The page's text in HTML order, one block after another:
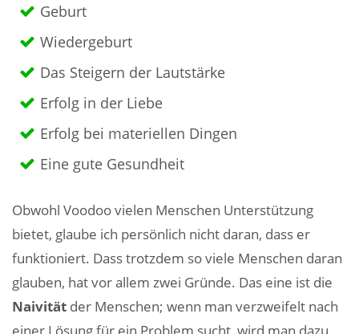
Geburt
Wiedergeburt
Das Steigern der Lautstärke
Erfolg in der Liebe
Erfolg bei materiellen Dingen
Eine gute Gesundheit
Obwohl Voodoo vielen Menschen Unterstützung
bietet, glaube ich persönlich nicht daran, dass er
funktioniert. Dass trotzdem so viele Menschen daran
glauben, hat vor allem zwei Gründe. Das eine ist die
Naivität der Menschen; wenn man verzweifelt nach